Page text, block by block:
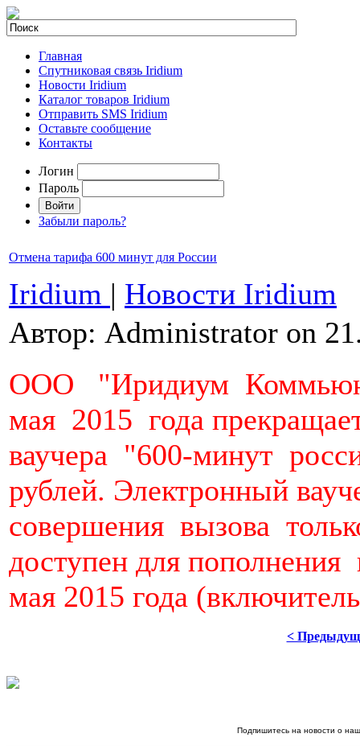
Главная
Спутниковая связь Iridium
Новости Iridium
Каталог товаров Iridium
Отправить SMS Iridium
Оставьте сообщение
Контакты
Логин
Пароль
Забыли пароль?
Отмена тарифа 600 минут для России
Iridium | Новости Iridium
Автор: Administrator on
ООО "Иридиум
мая 2015 года
ваучера "600-минут
рублей. Электронный
совершения вызова
доступен для
мая 2015 года
<
Подпишитесь на новости о